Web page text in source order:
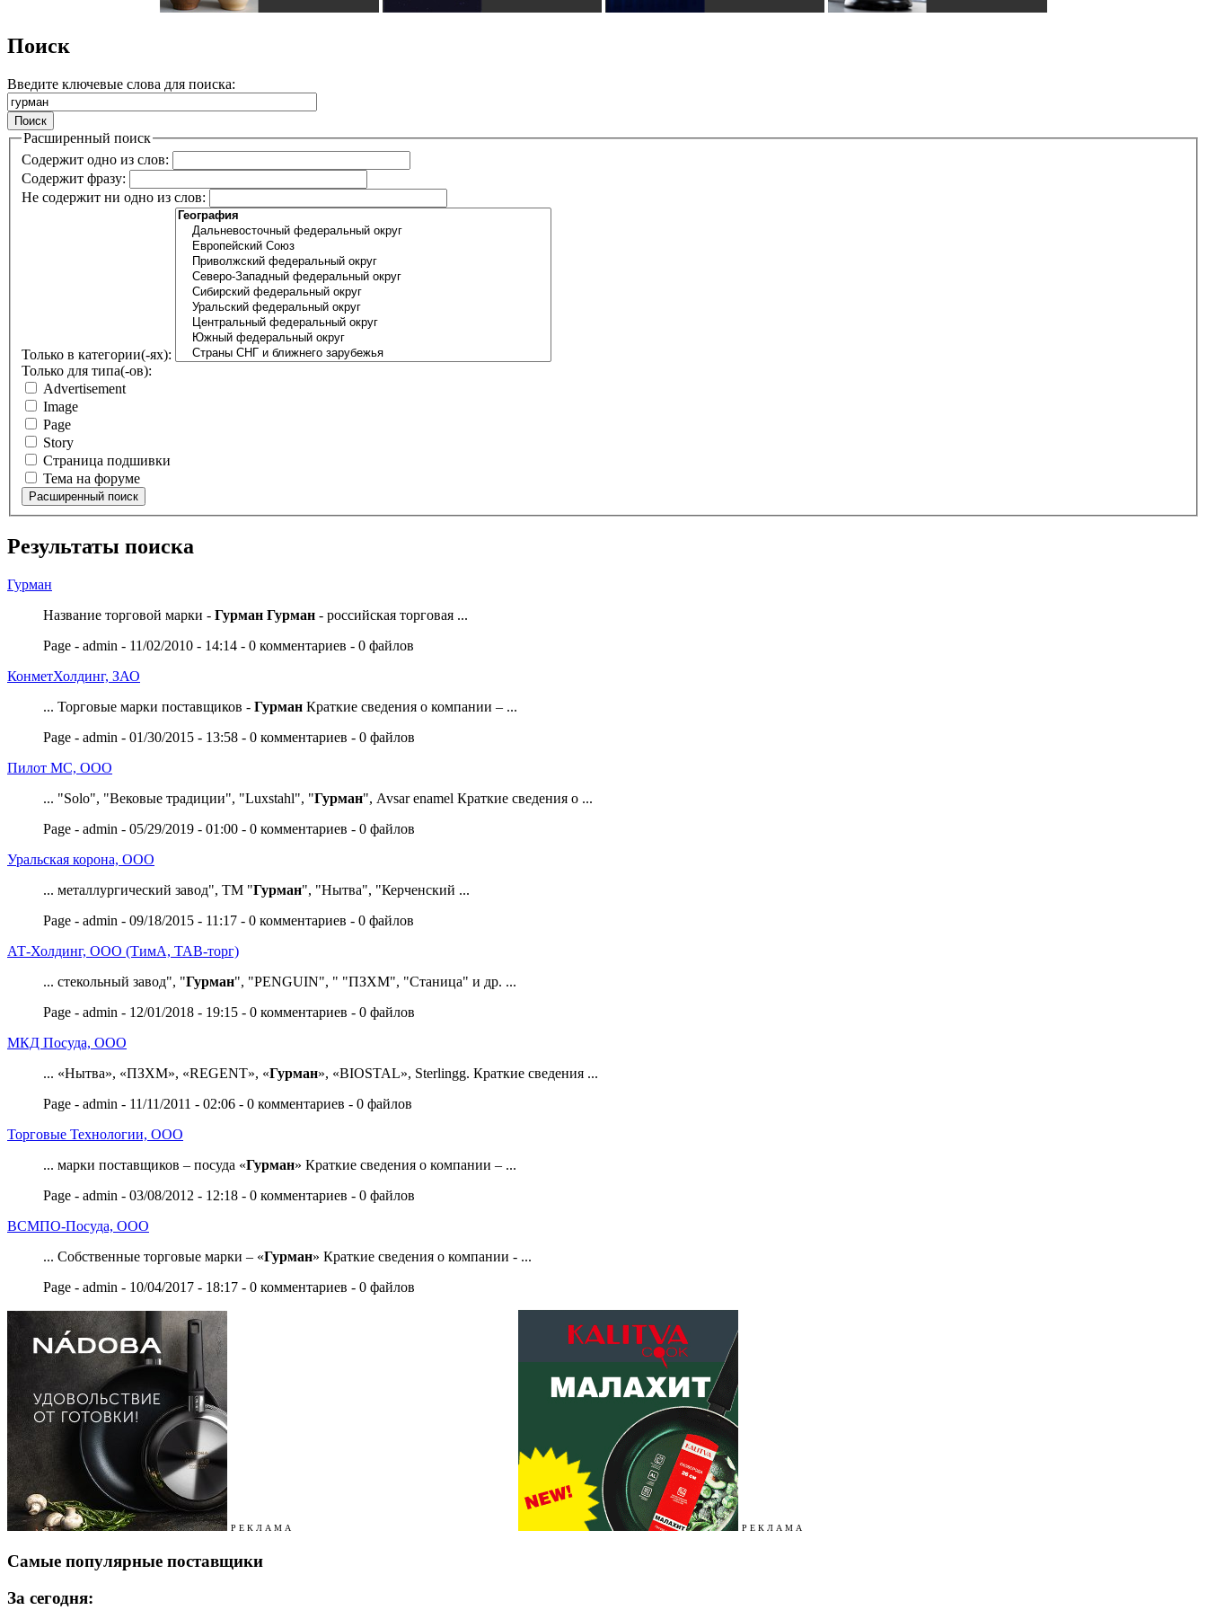
Поиск
Введите ключевые слова для поиска:
Расширенный поиск
Содержит одно из слов:
Содержит фразу:
Не содержит ни одно из слов:
Только в категории(-ях):
Только для типа(-ов):
Advertisement
Image
Page
Story
Страница подшивки
Тема на форуме
Результаты поиска
Гурман
Название торговой марки - Гурман Гурман - российская торговая ...
Page - admin - 11/02/2010 - 14:14 - 0 комментариев - 0 файлов
КонметХолдинг, ЗАО
... Торговые марки поставщиков - Гурман Краткие сведения о компании – ...
Page - admin - 01/30/2015 - 13:58 - 0 комментариев - 0 файлов
Пилот МС, ООО
... "Solo", "Вековые традиции", "Luxstahl", "Гурман", Avsar enamel Краткие сведения о ...
Page - admin - 05/29/2019 - 01:00 - 0 комментариев - 0 файлов
Уральская корона, ООО
... металлургический завод", ТМ "Гурман", "Нытва", "Керченский ...
Page - admin - 09/18/2015 - 11:17 - 0 комментариев - 0 файлов
АТ-Холдинг, ООО (ТимА, ТАВ-торг)
... стекольный завод", "Гурман", "PENGUIN", " "ПЗХМ", "Станица" и др. ...
Page - admin - 12/01/2018 - 19:15 - 0 комментариев - 0 файлов
МКД Посуда, ООО
... «Нытва», «ПЗХМ», «REGENT», «Гурман», «BIOSTAL», Sterlingg. Краткие сведения ...
Page - admin - 11/11/2011 - 02:06 - 0 комментариев - 0 файлов
Торговые Технологии, ООО
... марки поставщиков – посуда «Гурман» Краткие сведения о компании – ...
Page - admin - 03/08/2012 - 12:18 - 0 комментариев - 0 файлов
ВСМПО-Посуда, ООО
... Собственные торговые марки – «Гурман» Краткие сведения о компании - ...
Page - admin - 10/04/2017 - 18:17 - 0 комментариев - 0 файлов
Р Е К Л А М А Р Е К Л А М А
Самые популярные поставщики
За сегодня: